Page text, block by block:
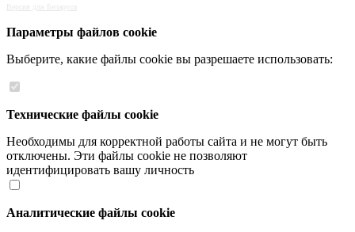
Версия для Беларуси
Параметры файлов cookie
Выберите, какие файлы cookie вы разрешаете использовать:
Технические файлы cookie
Необходимы для корректной работы сайта и не могут быть
отключены. Эти файлы cookie не позволяют
идентифицировать вашу личность
Аналитические файлы cookie